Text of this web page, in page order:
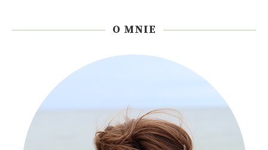
O MNIE